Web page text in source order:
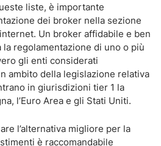
liste, è importante
dei broker nella sezione
Un broker affidabile e ben
regolamentazione di uno o più
gli enti considerati
ambito della legislazione relativa
in giurisdizioni tier 1 la
l’Euro Area e gli Stati Uniti.
l’alternativa migliore per la
è raccomandabile